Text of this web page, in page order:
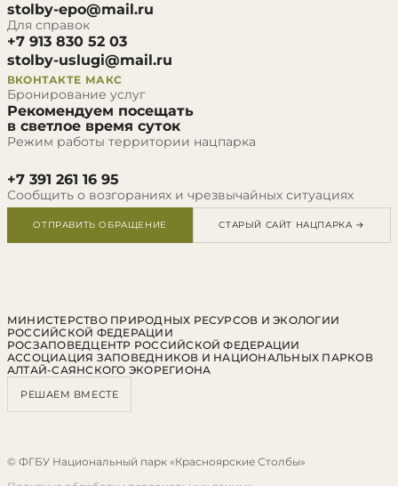
stolby-epo@mail.ru
Для справок
+7 913 830 52 03
stolby-uslugi@mail.ru
ВКОНТАКТЕ МАКС
Бронирование услуг
Рекомендуем посещать
в светлое время суток
Режим работы территории нацпарка
+7 391 261 16 95
Сообщить о возгораниях и чрезвычайных ситуациях
ОТПРАВИТЬ ОБРАЩЕНИЕ СТАРЫЙ САЙТ НАЦПАРКА →
МИНИСТЕРСТВО ПРИРОДНЫХ РЕСУРСОВ И ЭКОЛОГИИ
РОССИЙСКОЙ ФЕДЕРАЦИИ
РОСЗАПОВЕДЦЕНТР РОССИЙСКОЙ ФЕДЕРАЦИИ
АССОЦИАЦИЯ ЗАПОВЕДНИКОВ И НАЦИОНАЛЬНЫХ ПАРКОВ
АЛТАЙ-САЯНСКОГО ЭКОРЕГИОНА
РЕШАЕМ ВМЕСТЕ
© ФГБУ Национальный парк «Красноярские Столбы»